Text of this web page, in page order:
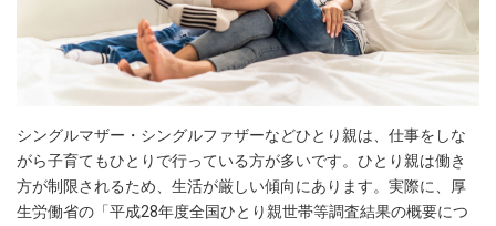
シングルマザー・シングルファザーなどひとり親は、仕事をしな
がら子育てもひとりで行っている方が多いです。ひとり親は働き
方が制限されるため、生活が厳しい傾向にあります。実際に、厚
生労働省の「平成28年度全国ひとり親世帯等調査結果の概要につ